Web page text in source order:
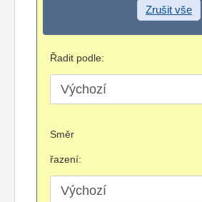
Zrušit vše
Řadit podle:
Směr
řazení: